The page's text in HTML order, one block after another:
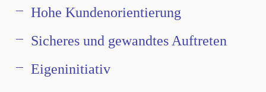
Hohe Kundenorientierung
Sicheres und gewandtes Auftreten
Eigeninitiativ